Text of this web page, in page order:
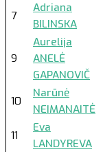
7
Adriana
BILINSKA
9
Aurelija
ANELĖ
GAPANOVIČ
10
Narūnė
NEIMANAITĖ
11
Eva
LANDYREVA